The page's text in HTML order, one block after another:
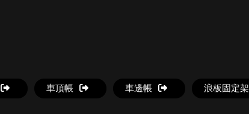
車頂帳 車邊帳 浪板固定架